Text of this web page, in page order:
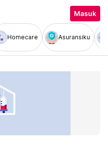
Masuk
Homecare Asuransiku